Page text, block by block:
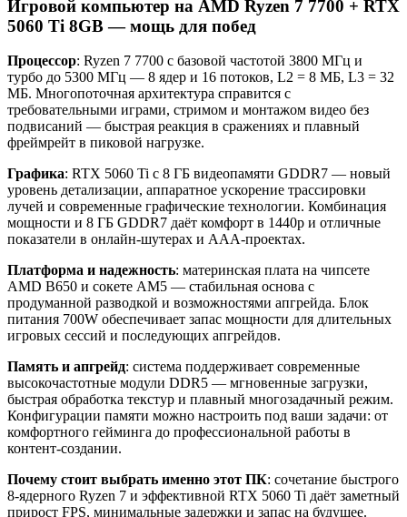
Игровой компьютер на AMD Ryzen 7 7700 + RTX
5060 Ti 8GB — мощь для побед
Процессор: Ryzen 7 7700 с базовой частотой 3800 МГц и
турбо до 5300 МГц — 8 ядер и 16 потоков, L2 = 8 МБ, L3 = 32
МБ. Многопоточная архитектура справится с
требовательными играми, стримом и монтажом видео без
подвисаний — быстрая реакция в сражениях и плавный
фреймрейт в пиковой нагрузке.
Графика: RTX 5060 Ti с 8 ГБ видеопамяти GDDR7 — новый
уровень детализации, аппаратное ускорение трассировки
лучей и современные графические технологии. Комбинация
мощности и 8 ГБ GDDR7 даёт комфорт в 1440p и отличные
показатели в онлайн‑шутерах и AAA‑проектах.
Платформа и надежность: материнская плата на чипсете
AMD B650 и сокете AM5 — стабильная основа с
продуманной разводкой и возможностями апгрейда. Блок
питания 700W обеспечивает запас мощности для длительных
игровых сессий и последующих апгрейдов.
Память и апгрейд: система поддерживает современные
высокочастотные модули DDR5 — мгновенные загрузки,
быстрая обработка текстур и плавный многозадачный режим.
Конфигурации памяти можно настроить под ваши задачи: от
комфортного гейминга до профессиональной работы в
контент‑создании.
Почему стоит выбрать именно этот ПК: сочетание быстрого
8‑ядерного Ryzen 7 и эффективной RTX 5060 Ti даёт заметный
прирост FPS, минимальные задержки и запас на будущее.